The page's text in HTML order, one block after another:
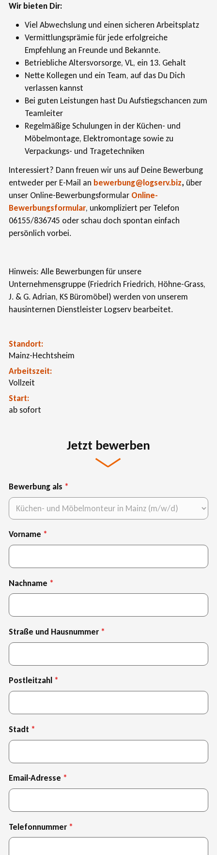
Wir bieten Dir:
Viel Abwechslung und einen sicheren Arbeitsplatz
Vermittlungsprämie für jede erfolgreiche
Empfehlung an Freunde und Bekannte.
Betriebliche Altersvorsorge, VL, ein 13. Gehalt
Nette Kollegen und ein Team, auf das Du Dich
verlassen kannst
Bei guten Leistungen hast Du Aufstiegschancen zum
Teamleiter
Regelmäßige Schulungen in der Küchen- und
Möbelmontage, Elektromontage sowie zu
Verpackungs- und Tragetechniken
Interessiert? Dann freuen wir uns auf Deine Bewerbung
entweder per E-Mail an bewerbung@logserv.biz, über
unser Online-Bewerbungsformular Online-
Bewerbungsformular, unkompliziert per Telefon
06155/836745 oder schau doch spontan einfach
persönlich vorbei.
Hinweis: Alle Bewerbungen für unsere
Unternehmensgruppe (Friedrich Friedrich, Höhne-Grass,
J. & G. Adrian, KS Büromöbel) werden von unserem
hausinternen Dienstleister Logserv bearbeitet.
Standort
Mainz-Hechtsheim
Arbeitszeit
Vollzeit
Start
ab sofort
Jetzt bewerben
Bewerbung als
Vorname
Nachname
Straße und Hausnummer
Postleitzahl
Stadt
Email-Adresse
Telefonnummer